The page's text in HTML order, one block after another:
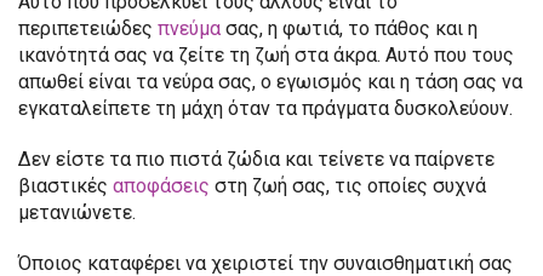
περιπετειώδες πνεύμα σας, η φωτιά, το πάθος και η
ικανότητά σας να ζείτε τη ζωή στα άκρα. Αυτό που τους
απωθεί είναι τα νεύρα σας, ο εγωισμός και η τάση σας να
εγκαταλείπετε τη μάχη όταν τα πράγματα δυσκολεύουν.
Δεν είστε τα πιο πιστά ζώδια και τείνετε να παίρνετε
βιαστικές αποφάσεις στη ζωή σας, τις οποίες συχνά
μετανιώνετε.
Όποιος καταφέρει να χειριστεί την συναισθηματική σας